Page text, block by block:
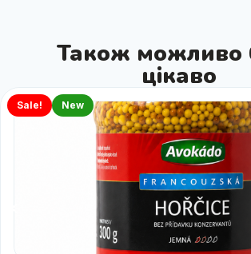
Також можливо
цікаво
Sale! New